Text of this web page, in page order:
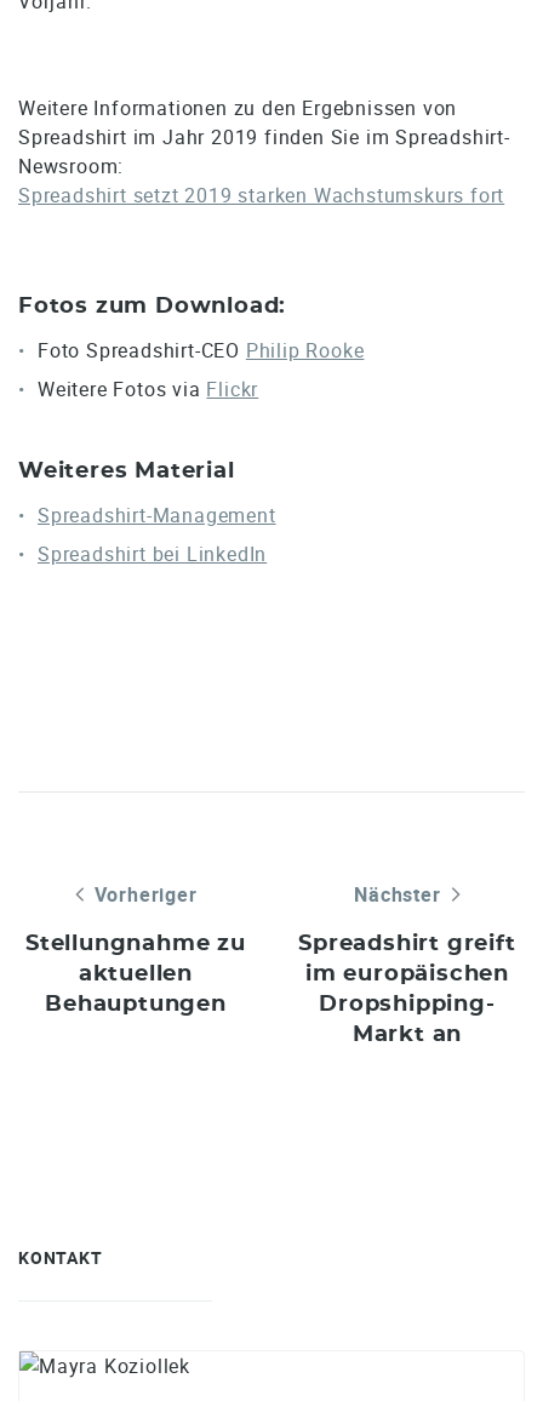
Weitere Informationen zu den Ergebnissen von
Spreadshirt im Jahr 2019 finden Sie im Spreadshirt-
Newsroom:
Spreadshirt setzt 2019 starken Wachstumskurs fort
Fotos zum Download:
Foto Spreadshirt-CEO Philip Rooke
Weitere Fotos via Flickr
Weiteres Material
Spreadshirt-Management
Spreadshirt bei LinkedIn
Vorheriger
Stellungnahme zu
aktuellen
Behauptungen
Nächster
Spreadshirt greift
im europäischen
Dropshipping-
Markt an
KONTAKT